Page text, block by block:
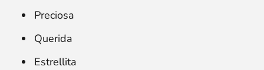
Preciosa
Querida
Estrellita